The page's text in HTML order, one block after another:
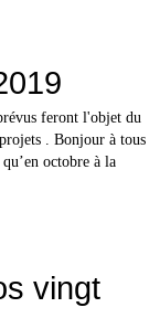
feront l'objet du
. Bonjour à tous
octobre à la
vingt